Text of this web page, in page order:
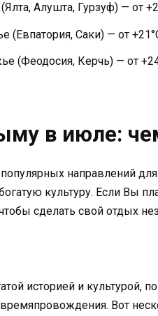
Алушта, Гурзуф) — от
(Евпатория, Саки) — от
(Феодосия, Керчь) — от
в июле:
направлений
культуру. Если Вы
сделать свой отдых
историей и культурой,
Вот